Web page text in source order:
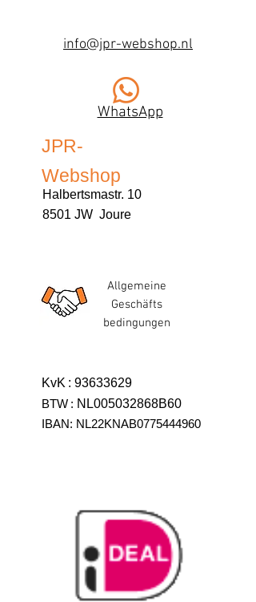
info@jpr-webshop.nl
WhatsApp
JPR-
Webshop
Halbertsmastr. 10
8501 JW Joure
Allgemeine
Geschäfts
bedingungen
KvK : 93633629
BTW : NL005032868B60
IBAN: NL22KNAB0775444960